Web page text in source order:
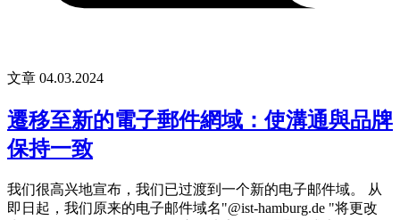
文章 04.03.2024
遷移至新的電子郵件網域：使溝通與品牌
保持一致
我们很高兴地宣布，我们已过渡到一个新的电子邮件域。 从
即日起，我们原来的电子邮件域名"@ist-hamburg.de "将更改